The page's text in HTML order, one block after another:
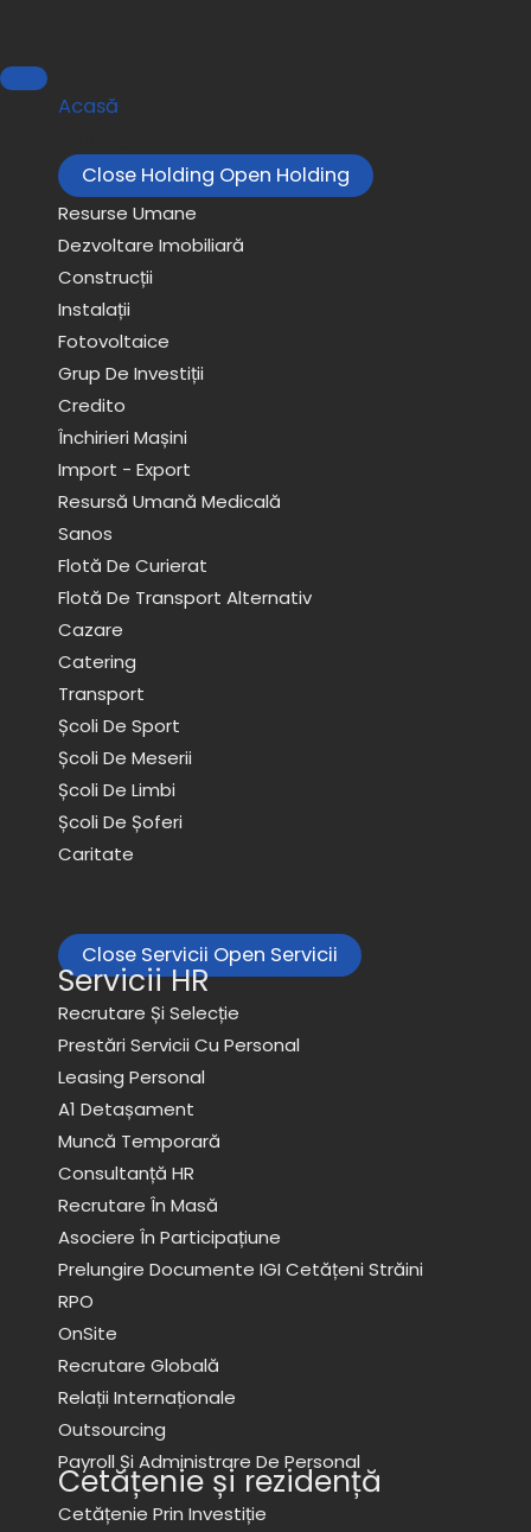
content
Acasă
Close Holding Open Holding
Resurse Umane
Dezvoltare Imobiliară
Construcții
Instalații
Fotovoltaice
Grup De Investiții
Credito
Închirieri Mașini
Import - Export
Resursă Umană Medicală
Sanos
Flotă De Curierat
Flotă De Transport Alternativ
Cazare
Catering
Transport
Școli De Sport
Școli De Meserii
Școli De Limbi
Școli De Șoferi
Caritate
Close Servicii Open Servicii
Servicii HR
Recrutare Și Selecție
Prestări Servicii Cu Personal
Leasing Personal
A1 Detașament
Muncă Temporară
Consultanță HR
Recrutare În Masă
Asociere În Participațiune
Prelungire Documente IGI Cetățeni Străini
RPO
OnSite
Recrutare Globală
Relații Internaționale
Outsourcing
Payroll Și Administrare De Personal
Cetățenie și rezidență
Cetățenie Prin Investiție